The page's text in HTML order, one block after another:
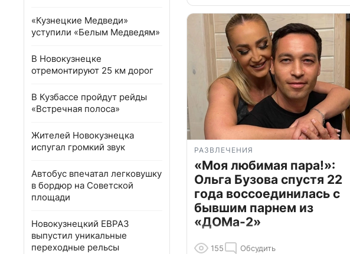
«Кузнецкие Медведи»
уступили «Белым Медведям»
В Новокузнецке
отремонтируют 25 км дорог
В Кузбассе пройдут рейды
«Встречная полоса»
Жителей Новокузнецка
испугал громкий звук
Автобус впечатал легковушку
в бордюр на Советской
площади
Новокузнецкий ЕВРАЗ
выпустил уникальные
переходные рельсы
РАЗВЛЕЧЕНИЯ
«Моя любимая пара!»:
Ольга Бузова спустя 22
года воссоединилась с
бывшим парнем из
«ДОМа-2»
155 Обсудить